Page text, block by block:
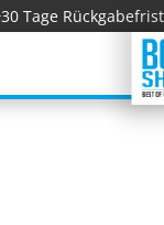
30 Tage Rückgabefrist